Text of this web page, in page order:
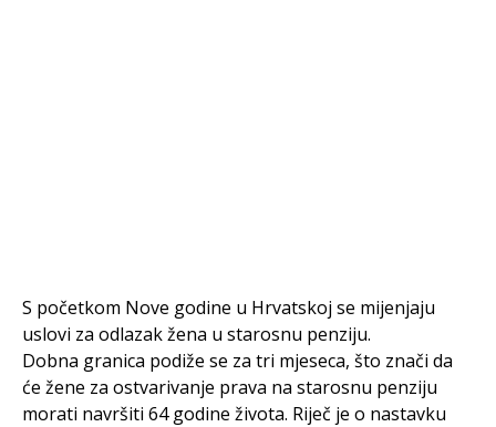
S početkom Nove godine u Hrvatskoj se mijenjaju
uslovi za odlazak žena u starosnu penziju.
Dobna granica podiže se za tri mjeseca, što znači da
će žene za ostvarivanje prava na starosnu penziju
morati navršiti 64 godine života. Riječ je o nastavku